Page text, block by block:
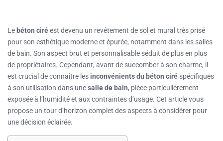
Lebéton ciréest devenu un revêtement de sol et mural très prisé
pour son esthétique moderne et épurée, notamment dans les salles
de bain. Son aspect brut et personnalisable séduit de plus en plus
de propriétaires. Cependant, avant de succomber à son charme, il
est crucial de connaître les inconvénients du béton ciré spécifiques
à son utilisation dans unesalle de bain, pièce particulièrement
exposée à l’humidité et aux contraintes d’usage. Cet article vous
propose un tour d’horizon complet des aspects à considérer pour
une décision éclairée.